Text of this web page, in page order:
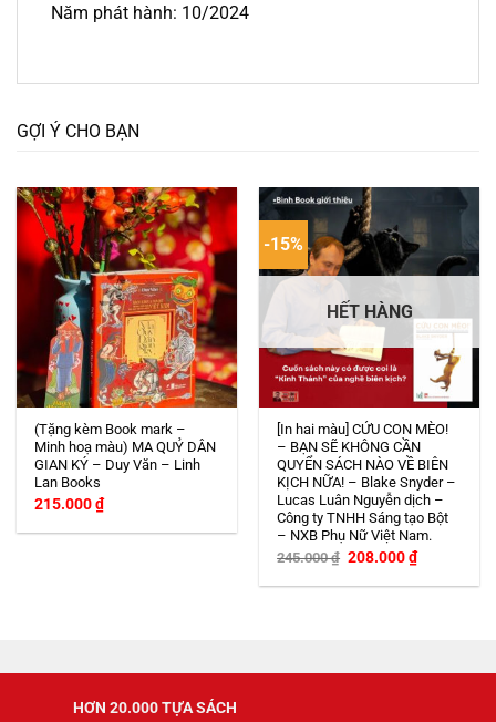
Năm phát hành: 10/2024
GỢI Ý CHO BẠN
(Tặng kèm Book mark –
Minh hoạ màu) MA QUỶ DÂN
GIAN KÝ – Duy Văn – Linh
Lan Books
215.000₫
-15%
HẾT HÀNG
[In hai màu] CỨU CON MÈO!
– BẠN SẼ KHÔNG CẦN
QUYỂN SÁCH NÀO VỀ BIÊN
KỊCH NỮA! – Blake Snyder –
Lucas Luân Nguyễn dịch –
Công ty TNHH Sáng tạo Bột
– NXB Phụ Nữ Việt Nam.
245.000₫ Giá
gốc
là:
208.000₫Giá
hiện
tại
HƠN 20.000 TỰA SÁCH